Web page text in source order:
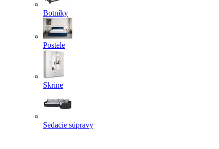
Botníky
Postele
Skrine
Sedacie súpravy